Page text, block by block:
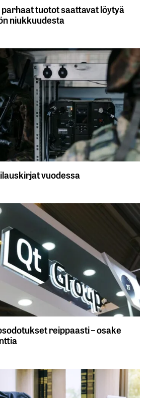
tuotot saattavat löytyä
niukkuudesta
vuodessa
reippaasti – osake